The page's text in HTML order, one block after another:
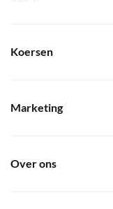
Koersen
Marketing
Over ons